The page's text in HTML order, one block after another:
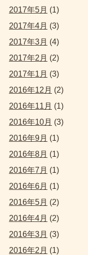
2017年5月 (1)
2017年4月 (3)
2017年3月 (4)
2017年2月 (2)
2017年1月 (3)
2016年12月 (2)
2016年11月 (1)
2016年10月 (3)
2016年9月 (1)
2016年8月 (1)
2016年7月 (1)
2016年6月 (1)
2016年5月 (2)
2016年4月 (2)
2016年3月 (3)
2016年2月 (1)